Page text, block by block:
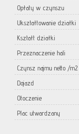
Opłaty w czynszu
Ukształtowanie działki
Kształt działki
Przeznaczenie hali
Czynsz najmu netto /m2
Dojazd
Otoczenie
Plac utwardzany